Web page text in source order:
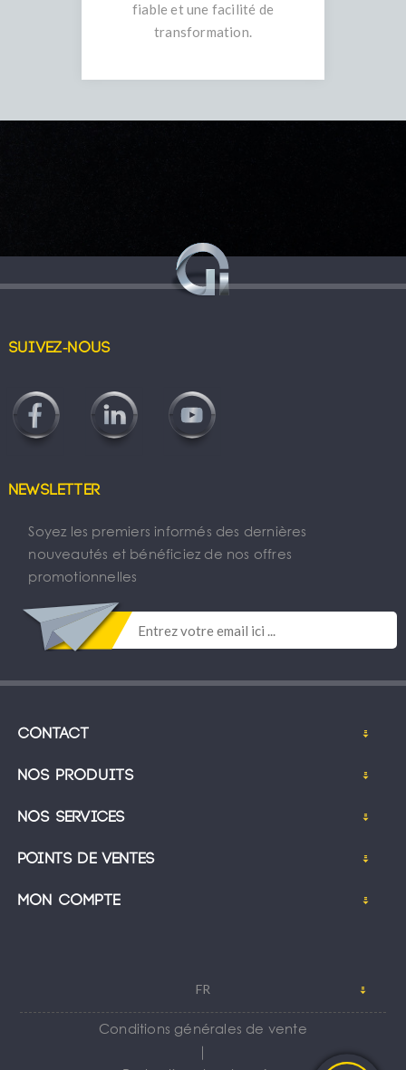
fiable et une facilité de
transformation.
Suivez-nous
Newsletter
Soyez les premiers informés des dernières
nouveautés et bénéficiez de nos offres
promotionnelles
Contact
Nos produits
Nos services
Points de ventes
Mon compte
FR
Conditions générales de vente
｜